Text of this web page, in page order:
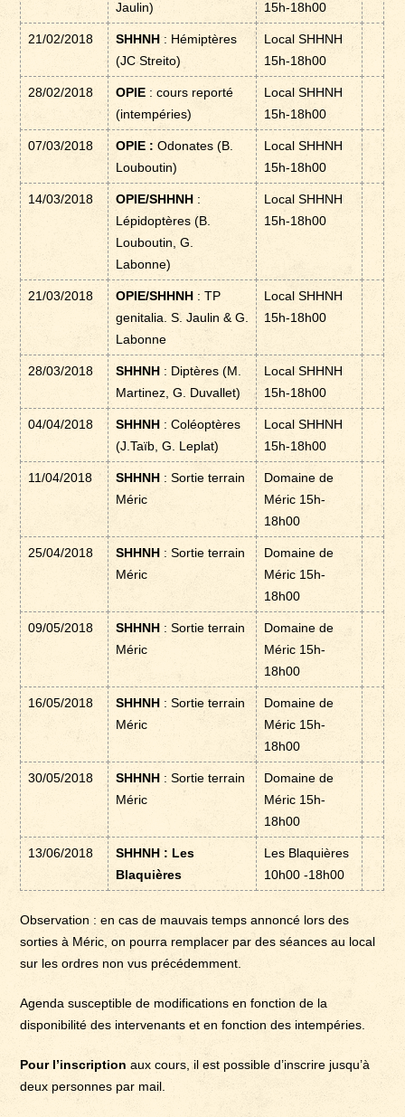
Jaulin) 15h-18h00
21/02/2018 SHHNH : Hémiptères
(JC Streito)
Local SHHNH
15h-18h00
28/02/2018 OPIE : cours reporté
(intempéries)
Local SHHNH
15h-18h00
07/03/2018 OPIE :Odonates (B.
Louboutin)
Local SHHNH
15h-18h00
14/03/2018 OPIE/SHHNH :
Lépidoptères (B.
Louboutin, G.
Labonne)
Local SHHNH
15h-18h00
21/03/2018 OPIE/SHHNH : TP
genitalia. S. Jaulin & G.
Labonne
Local SHHNH
15h-18h00
28/03/2018 SHHNH : Diptères (M.
Martinez, G. Duvallet)
Local SHHNH
15h-18h00
04/04/2018 SHHNH : Coléoptères
(J.Taïb, G. Leplat)
Local SHHNH
15h-18h00
11/04/2018 SHHNH : Sortie terrain
Méric
Domaine de
Méric 15h-
18h00
25/04/2018 SHHNH : Sortie terrain
Méric
Domaine de
Méric 15h-
18h00
09/05/2018 SHHNH : Sortie terrain
Méric
Domaine de
Méric 15h-
18h00
16/05/2018 SHHNH : Sortie terrain
Méric
Domaine de
Méric 15h-
18h00
30/05/2018 SHHNH : Sortie terrain
Méric
Domaine de
Méric 15h-
18h00
13/06/2018
SHHNH : Les
Blaquières
Les Blaquières
10h00 -18h00
Observation : en cas de mauvais temps annoncé lors des
sorties à Méric, on pourra remplacer par des séances au local
sur les ordres non vus précédemment.
Agenda susceptible de modifications en fonction de la
disponibilité des intervenants et en fonction des intempéries.
Pour l’inscription aux cours, il est possible d’inscrire jusqu’à
deux personnes par mail.